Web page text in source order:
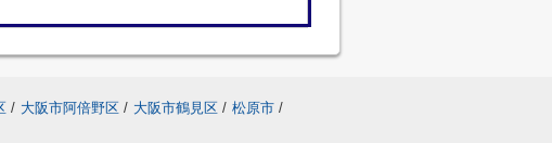
/ 大阪市阿倍野区 / 大阪市鶴見区 / 松原市 /